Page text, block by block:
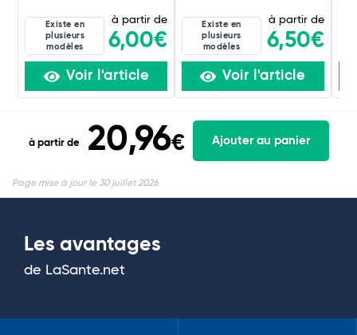
Existe en
plusieurs
modèles
à partir de
6,00€
Voir l'article
Existe en
plusieurs
modèles
à partir de
6,50€
Voir l'article
à partir de 20,96€ Ajouter au panier
Page mise à jour le 30 juillet 2026
Les avantages
de LaSante.net